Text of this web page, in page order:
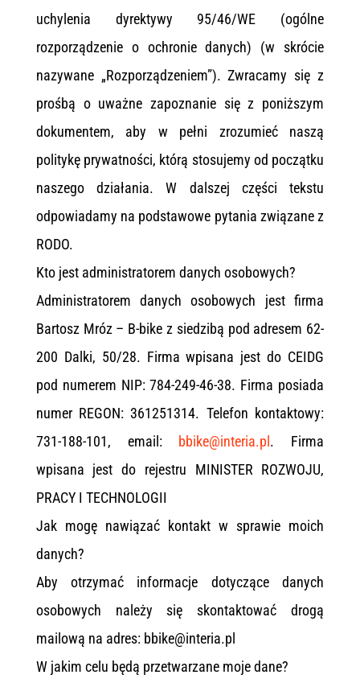
uchylenia dyrektywy 95/46/WE (ogólne
rozporządzenie o ochronie danych) (w skrócie
nazywane „Rozporządzeniem”). Zwracamy się z
prośbą o uważne zapoznanie się z poniższym
dokumentem, aby w pełni zrozumieć naszą
politykę prywatności, którą stosujemy od początku
naszego działania. W dalszej części tekstu
odpowiadamy na podstawowe pytania związane z
RODO.
Kto jest administratorem danych osobowych?
Administratorem danych osobowych jest firma
Bartosz Mróz – B-bike z siedzibą pod adresem 62-
200 Dalki, 50/28. Firma wpisana jest do CEIDG
pod numerem NIP: 784-249-46-38. Firma posiada
numer REGON: 361251314. Telefon kontaktowy:
731-188-101, email: bbike@interia.pl . Firma
wpisana jest do rejestru MINISTER ROZWOJU,
PRACY I TECHNOLOGII
Jak mogę nawiązać kontakt w sprawie moich
danych?
Aby otrzymać informacje dotyczące danych
osobowych należy się skontaktować drogą
mailową na adres: bbike@interia.pl
W jakim celu będą przetwarzane moje dane?